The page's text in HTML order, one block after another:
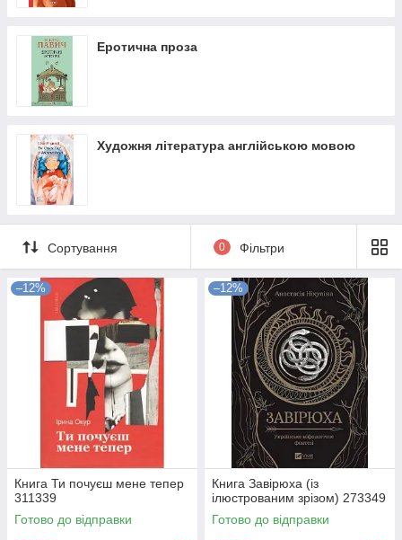
Еротична проза
Художня література англійською мовою
Сортування 0 Фільтри
–12%
Книга Ти почуєш мене тепер
311339
Готово до відправки
–12%
Книга Завірюха (із
ілюстрованим зрізом) 273349
Готово до відправки